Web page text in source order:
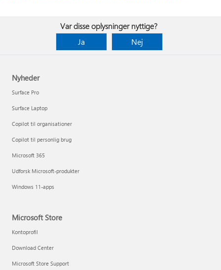
Var disse oplysninger nyttige?
Ja
Nej
Nyheder
Surface Pro
Surface Laptop
Copilot til organisationer
Copilot til personlig brug
Microsoft 365
Udforsk Microsoft-produkter
Windows 11-apps
Microsoft Store
Kontoprofil
Download Center
Microsoft Store Support